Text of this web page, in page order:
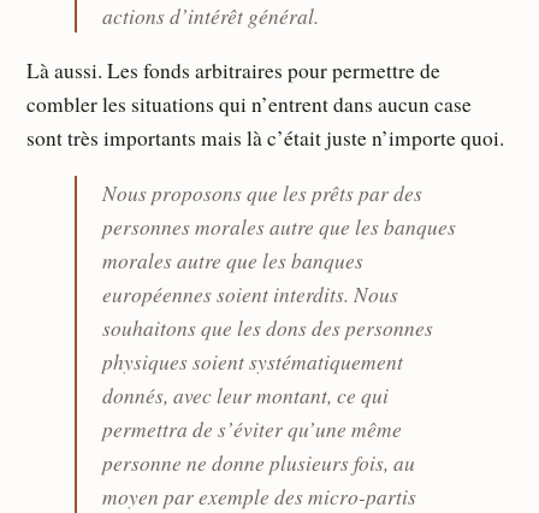
actions d’intérêt général.
Là aussi. Les fonds arbitraires pour permettre de
combler les situations qui n’entrent dans aucun case
sont très importants mais là c’était juste n’importe quoi.
Nous proposons que les prêts par des
personnes morales autre que les banques
morales autre que les banques
européennes soient interdits. Nous
souhaitons que les dons des personnes
physiques soient systématiquement
donnés, avec leur montant, ce qui
permettra de s’éviter qu’une même
personne ne donne plusieurs fois, au
moyen par exemple des micro-partis